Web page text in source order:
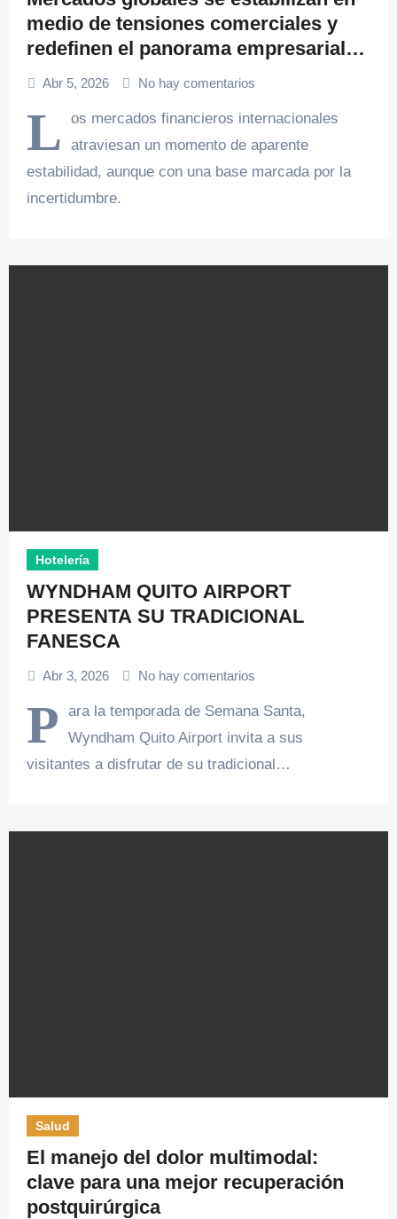
medio de tensiones comerciales y
redefinen el panorama empresarial
en 2026
Abr 5, 2026 No hay comentarios
L
os mercados financieros internacionales
atraviesan un momento de aparente
estabilidad, aunque con una base marcada por la
incertidumbre.
Hotelería
WYNDHAM QUITO AIRPORT
PRESENTA SU TRADICIONAL
FANESCA
Abr 3, 2026 No hay comentarios
P
ara la temporada de Semana Santa,
Wyndham Quito Airport invita a sus
visitantes a disfrutar de su tradicional…
Salud
El manejo del dolor multimodal:
clave para una mejor recuperación
postquirúrgica